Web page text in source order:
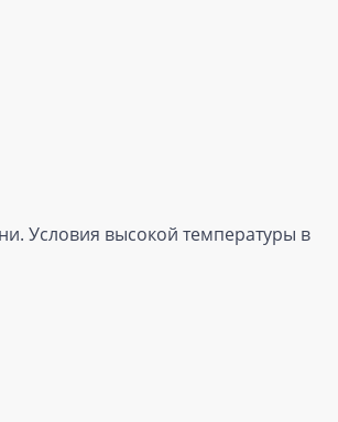
Условия высокой температуры в